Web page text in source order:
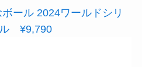
ール 2024ワールドシリ
ル ¥9,790